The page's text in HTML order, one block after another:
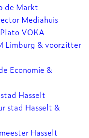
de Markt
Mediahuis
VOKA
Limburg & voorzitter
Economie &
Hasselt
stad Hasselt &
Hasselt